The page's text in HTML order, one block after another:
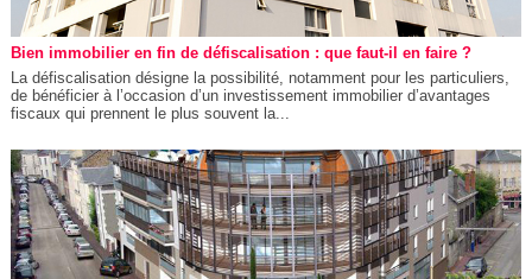
Bien immobilier en fin de défiscalisation : que faut-il en faire ?
La défiscalisation désigne la possibilité, notamment pour les particuliers,
de bénéficier à l’occasion d’un investissement immobilier d’avantages
fiscaux qui prennent le plus souvent la...